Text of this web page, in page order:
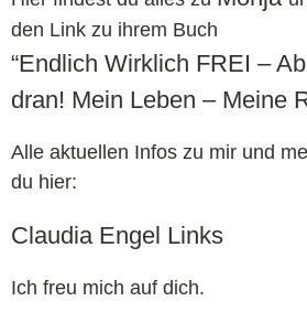
den Link zu ihrem Buch
“Endlich Wirklich FREI –
dran! Mein Leben – Meine
Alle aktuellen Infos zu mir und
du hier:
Claudia Engel Links
Ich freu mich auf dich.